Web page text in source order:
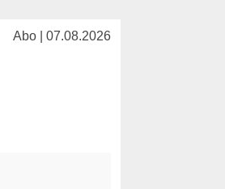
Abo | 07.08.2026